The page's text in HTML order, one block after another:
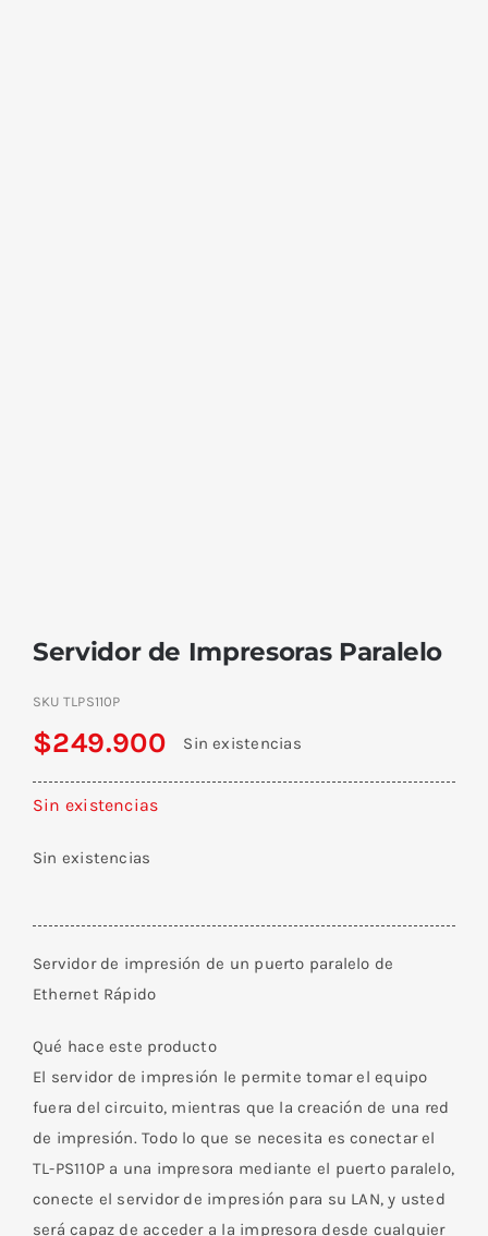
Servidor de Impresoras Paralelo
SKU TLPS110P
$249.900 Sin existencias
Sin existencias
Sin existencias
Servidor de impresión de un puerto paralelo de
Ethernet Rápido
Qué hace este producto
El servidor de impresión le permite tomar el equipo
fuera del circuito, mientras que la creación de una red
de impresión. Todo lo que se necesita es conectar el
TL-PS110P a una impresora mediante el puerto paralelo,
conecte el servidor de impresión para su LAN, y usted
será capaz de acceder a la impresora desde cualquier